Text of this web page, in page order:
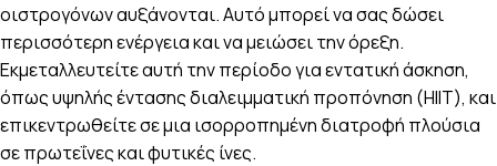
οιστρογόνων αυξάνονται. Αυτό μπορεί να σας δώσει
περισσότερη ενέργεια και να μειώσει την όρεξη.
Εκμεταλλευτείτε αυτή την περίοδο για εντατική άσκηση,
όπως υψηλής έντασης διαλειμματική προπόνηση (HIIT), και
επικεντρωθείτε σε μια ισορροπημένη διατροφή πλούσια
σε πρωτεΐνες και φυτικές ίνες.